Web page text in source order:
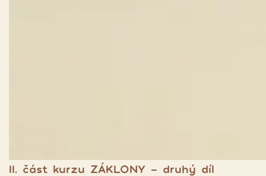
II. část kurzu ZÁKLONY - druhý díl